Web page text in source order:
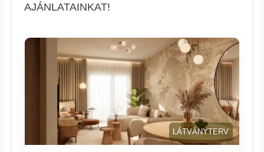
AJÁNLATAINKAT!
LÁTVÁNYTERV